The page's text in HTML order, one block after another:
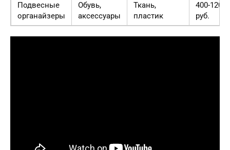
Подвесные
органайзеры
Обувь,
аксессуары
Ткань,
пластик
400-1200
руб.